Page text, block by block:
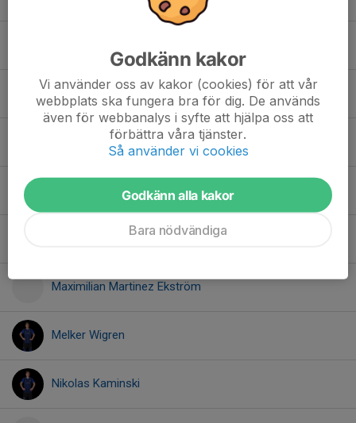
Johannes Hanna
Lucas Flaming
Matteo Wallden
Maximilian Martinez Ekström
Melker Wigren
Nikolas Kaminski
Godkänn kakor
Vi använder oss av kakor (cookies) för att vår
webbplats ska fungera bra för dig. De används
även för webbanalys i syfte att hjälpa oss att
förbättra våra tjänster.
Så använder vi cookies
Godkänn alla kakor
Bara nödvändiga